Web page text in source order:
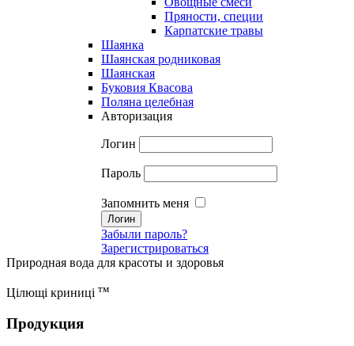
Пряности, специи
Карпатские травы
Шаянка
Шаянская родниковая
Шаянская
Буковия Квасова
Поляна целебная
Авторизация
Логин
Пароль
Запомнить меня
Забыли пароль?
Зарегистрироваться
Природная вода для красоты и здоровья
Цілющі криниці тм
Продукция